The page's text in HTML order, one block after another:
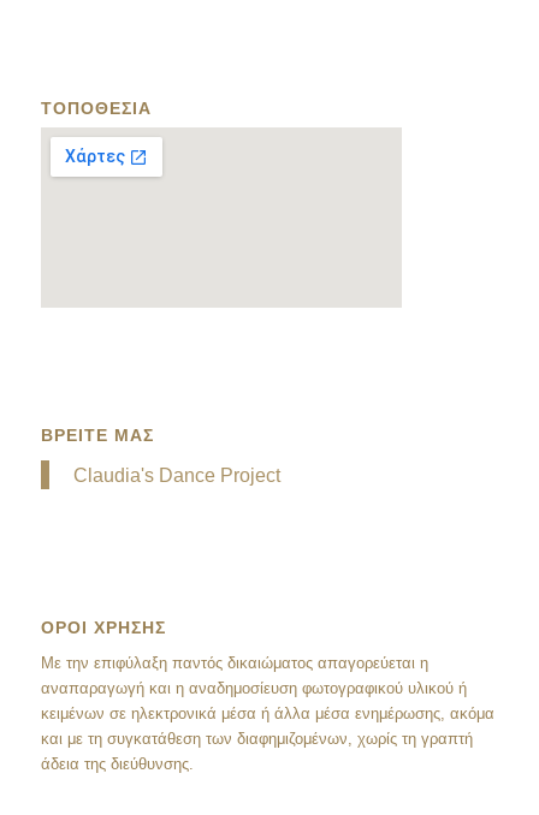
ΤΟΠΟΘΕΣΙΑ
ΒΡΕΙΤΕ ΜΑΣ
Claudia's Dance Project
ΟΡΟΙ ΧΡΗΣΗΣ
Mε την επιφύλαξη παντός δικαιώματος απαγορεύεται η
αναπαραγωγή και η αναδημοσίευση φωτογραφικού υλικού ή
κειμένων σε ηλεκτρονικά μέσα ή άλλα μέσα ενημέρωσης, ακόμα
και με τη συγκατάθεση των διαφημιζομένων, χωρίς τη γραπτή
άδεια της διεύθυνσης.